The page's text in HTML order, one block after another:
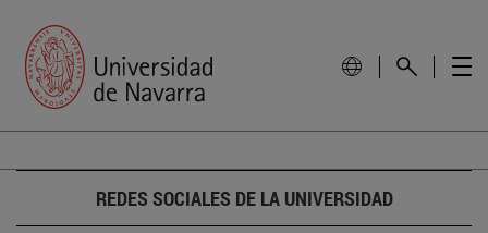
REDES SOCIALES DE LA UNIVERSIDAD